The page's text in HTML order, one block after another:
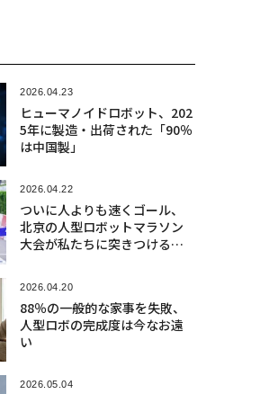
2026.04.23
ヒューマノイドロボット、202
5年に製造・出荷された「90％
は中国製」
2026.04.22
ついに人よりも速くゴール、
北京の人型ロボットマラソン
大会が私たちに突きつける課
2026.04.20
88％の一般的な家事を失敗、
人型ロボの完成度は今なお遠
い
2026.05.04